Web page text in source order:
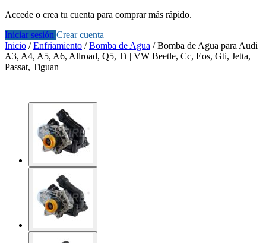
Accede o crea tu cuenta para comprar más rápido.
Iniciar sesión Crear cuenta
Inicio /Enfriamiento /Bomba de Agua /Bomba de Agua para Audi
A3, A4, A5, A6, Allroad, Q5, Tt | VW Beetle, Cc, Eos, Gti, Jetta,
Passat, Tiguan